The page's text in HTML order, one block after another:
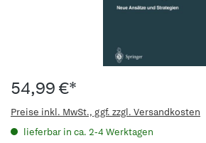
54,99 €*
Preise inkl. MwSt., ggf. zzgl. Versandkosten
lieferbar in ca. 2-4 Werktagen